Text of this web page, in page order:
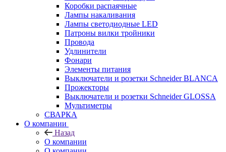
Коробки распаячные
Лампы накаливания
Лампы светодиодные LED
Патроны вилки тройники
Провода
Удлинители
Фонари
Элементы питания
Выключатели и розетки Schneider BLANCA
Прожекторы
Выключатели и розетки Schneider GLOSSA
Мультиметры
СВАРКА
О компании
Назад
О компании